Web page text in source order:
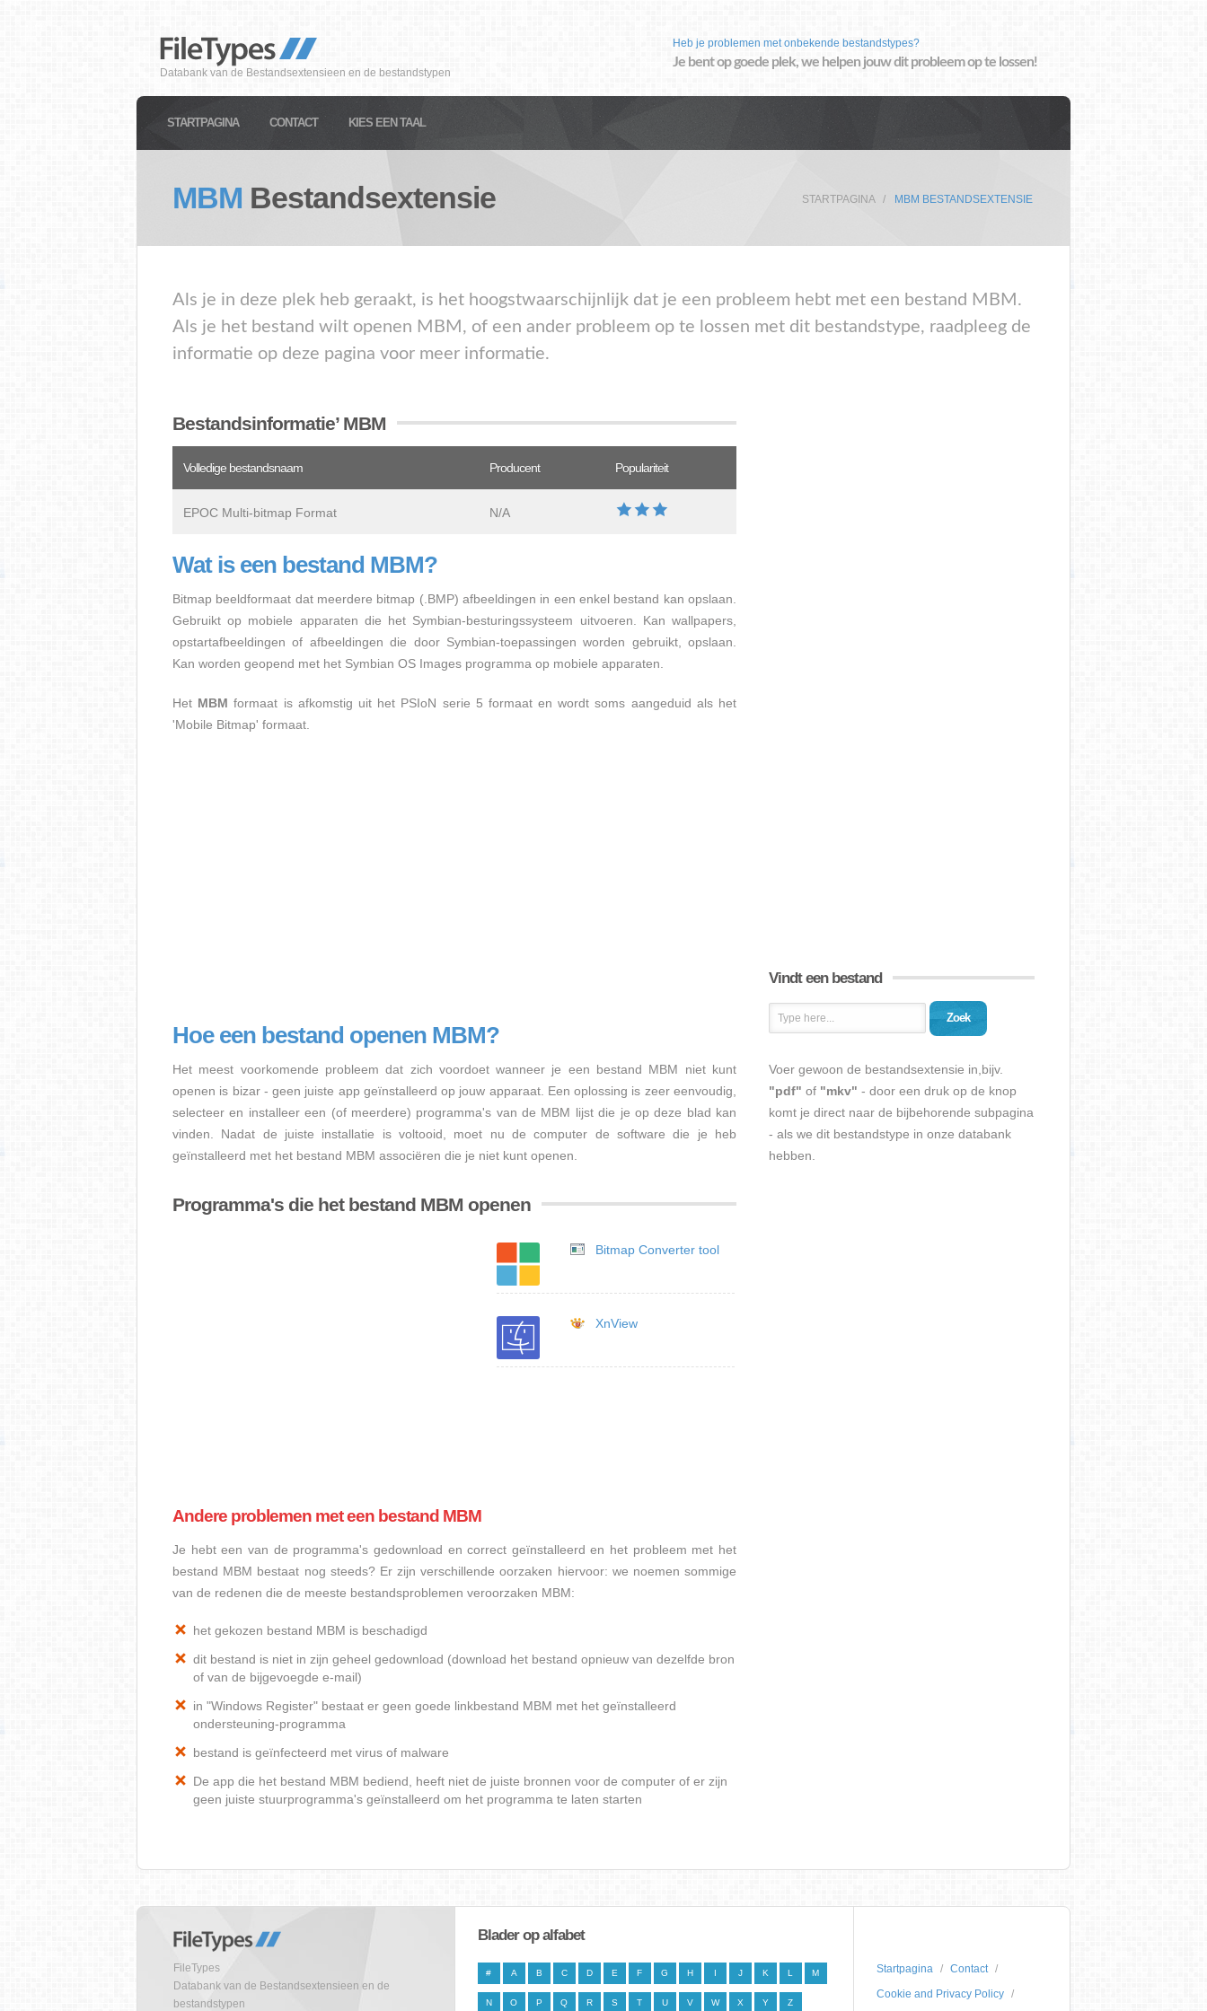
Databank van de Bestandsextensieen en de bestandstypen
Heb je problemen met onbekende bestandstypes?
Je bent op goede plek, we helpen jouw dit probleem op te lossen!
STARTPAGINA CONTACT KIES EEN TAAL
MBM Bestandsextensie STARTPAGINA MBM BESTANDSEXTENSIE
Als je in deze plek heb geraakt, is het hoogstwaarschijnlijk dat je een probleem hebt met een bestand MBM.
Als je het bestand wilt openen MBM, of een ander probleem op te lossen met dit bestandstype, raadpleeg de
informatie op deze pagina voor meer informatie.
Bestandsinformatie’ MBM
Volledige bestandsnaam Producent Populariteit
EPOC Multi-bitmap Format N/A
Wat is een bestand MBM?
Bitmap beeldformaat dat meerdere bitmap (.BMP) afbeeldingen in een enkel bestand kan opslaan.
Gebruikt op mobiele apparaten die het Symbian-besturingssysteem uitvoeren. Kan wallpapers,
opstartafbeeldingen of afbeeldingen die door Symbian-toepassingen worden gebruikt, opslaan.
Kan worden geopend met het Symbian OS Images programma op mobiele apparaten.
Het MBM formaat is afkomstig uit het PSIoN serie 5 formaat en wordt soms aangeduid als het
'Mobile Bitmap' formaat.
Hoe een bestand openen MBM?
Het meest voorkomende probleem dat zich voordoet wanneer je een bestand MBM niet kunt
openen is bizar - geen juiste app geïnstalleerd op jouw apparaat. Een oplossing is zeer eenvoudig,
selecteer en installeer een (of meerdere) programma's van de MBM lijst die je op deze blad kan
vinden. Nadat de juiste installatie is voltooid, moet nu de computer de software die je heb
geïnstalleerd met het bestand MBM associëren die je niet kunt openen.
Programma's die het bestand MBM openen
Bitmap Converter tool
XnView
Andere problemen met een bestand MBM
Je hebt een van de programma's gedownload en correct geïnstalleerd en het probleem met het
bestand MBM bestaat nog steeds? Er zijn verschillende oorzaken hiervoor: we noemen sommige
van de redenen die de meeste bestandsproblemen veroorzaken MBM:
het gekozen bestand MBM is beschadigd
dit bestand is niet in zijn geheel gedownload (download het bestand opnieuw van dezelfde bron
of van de bijgevoegde e-mail)
in "Windows Register" bestaat er geen goede linkbestand MBM met het geïnstalleerd
ondersteuning-programma
bestand is geïnfecteerd met virus of malware
De app die het bestand MBM bediend, heeft niet de juiste bronnen voor de computer of er zijn
geen juiste stuurprogramma's geïnstalleerd om het programma te laten starten
Vindt een bestand
Zoek
Voer gewoon de bestandsextensie in,bijv.
"pdf" of "mkv" - door een druk op de knop
komt je direct naar de bijbehorende subpagina
- als we dit bestandstype in onze databank
hebben.
FileTypes
Databank van de Bestandsextensieen en de
bestandstypen
Blader op alfabet
# A B C D E F G H I J K L M
N O P Q R S T U V W X Y Z
Startpagina
Contact
Cookie and Privacy Policy